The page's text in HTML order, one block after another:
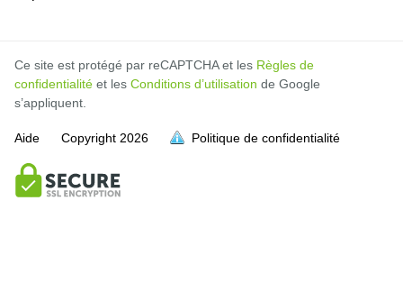
Ce site est protégé par reCAPTCHA et les Règles de
confidentialité et les Conditions d’utilisation de Google
s’appliquent.
Aide Copyright 2026 Politique de confidentialité